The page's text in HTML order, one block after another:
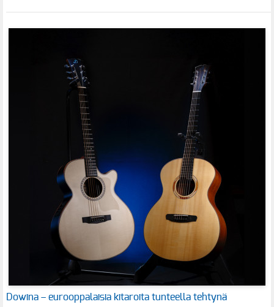
Dowina – eurooppalaisia kitaroita tunteella tehtynä